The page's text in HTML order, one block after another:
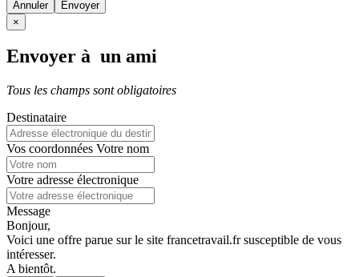
Annuler
×
Envoyer à un ami
Tous les champs sont obligatoires
Destinataire
Vos coordonnées Votre nom
Votre adresse électronique
Message
Bonjour,
Voici une offre parue sur le site francetravail.fr susceptible de vous
intéresser.
A bientôt.